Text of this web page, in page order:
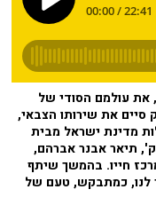
את עולמם הסודי של
אבל מה מוביל נער ב 22, שרק סיים את שירותו הצבאי,
מדינת ישראל מבית
תיאר אבנר אברהם,
חייו. בהמשך שיתף
לנו, כמתבקש, טעם של